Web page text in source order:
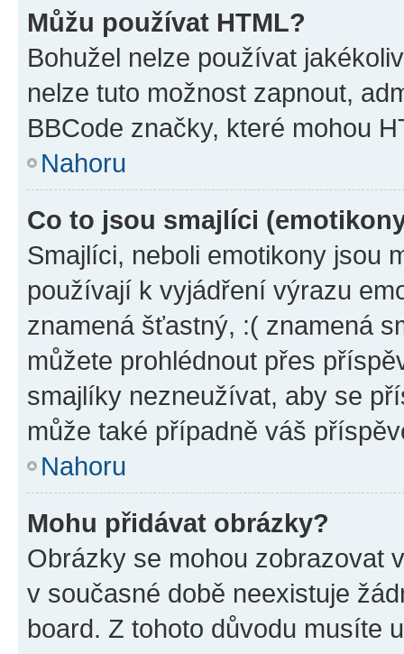
Můžu používat HTML?
Bohužel nelze používat
nelze tuto možnost zapnout,
BBCode značky, které mohou
Nahoru
Co to jsou smajlíci
Smajlíci, neboli emotikony jsou
používají k vyjádření výrazu
znamená šťastný, :( znamená
můžete prohlédnout přes
smajlíky nezneužívat, aby se
může také případně váš
Nahoru
Mohu přidávat obrázky?
Obrázky se mohou zobrazovat
v současné době neexistuje
board. Z tohoto důvodu musíte